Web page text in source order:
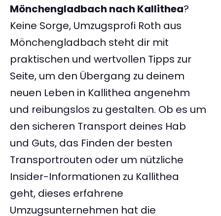
Mönchengladbach nach Kallithea?
Keine Sorge, Umzugsprofi Roth aus
Mönchengladbach steht dir mit
praktischen und wertvollen Tipps zur
Seite, um den Übergang zu deinem
neuen Leben in Kallithea angenehm
und reibungslos zu gestalten. Ob es um
den sicheren Transport deines Hab
und Guts, das Finden der besten
Transportrouten oder um nützliche
Insider-Informationen zu Kallithea
geht, dieses erfahrene
Umzugsunternehmen hat die